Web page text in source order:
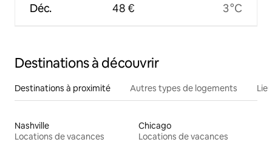
Déc. 48 € 3 °C
Destinations à découvrir
Destinations à proximité Autres types de logements
Nashville
Locations de vacances
Chicago
Locations de vacances